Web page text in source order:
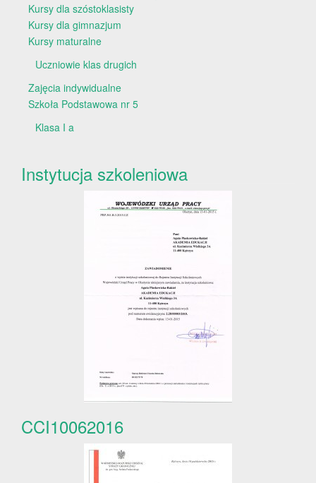
Kursy dla szóstoklasisty
Kursy dla gimnazjum
Kursy maturalne
Uczniowie klas drugich
Zajęcia indywidualne
Szkoła Podstawowa nr 5
Klasa I a
Instytucja szkoleniowa
CCI10062016